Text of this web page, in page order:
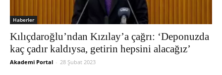
Haberler
Kılıçdaroğlu’ndan Kızılay’a çağrı: ‘Deponuzda
kaç çadır kaldıysa, getirin hepsini alacağız’
Akademi Portal - 28 Şubat 2023